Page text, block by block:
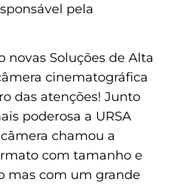
pela
novas Soluções de Alta
cinematográfica
das atenções! Junto
poderosa a URSA
chamou a
com tamanho e
mas com um grande